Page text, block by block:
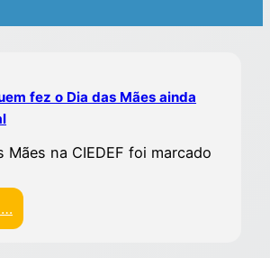
fez o Dia das Mães ainda
Mães na CIEDEF foi marcado